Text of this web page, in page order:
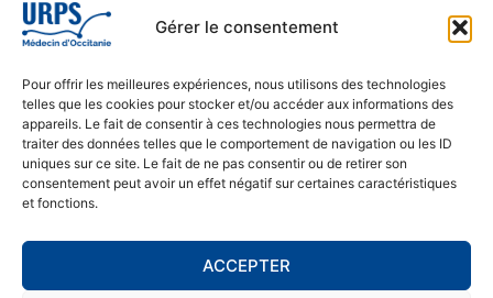
Gérer le consentement
Pour offrir les meilleures expériences, nous utilisons des technologies
telles que les cookies pour stocker et/ou accéder aux informations des
appareils. Le fait de consentir à ces technologies nous permettra de
traiter des données telles que le comportement de navigation ou les ID
uniques sur ce site. Le fait de ne pas consentir ou de retirer son
consentement peut avoir un effet négatif sur certaines caractéristiques
et fonctions.
ACCEPTER
© 2026 URPS médecin d'Occitanie
Siège social : 1300 Avenue Albert Einstein, 34000 Montpellier
05 61 15 80 90
Accueil : Lundi au Vendredi | 08h30 – 17h30
CONTACT
MENTIONS LÉGALES